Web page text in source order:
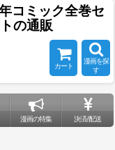
コミック全巻セ
の通販
カート
漫画を探
す
漫画の特集 決済/配送